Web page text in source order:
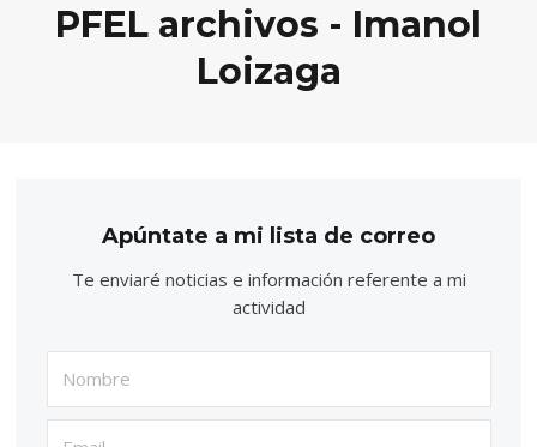
PFEL archivos - Imanol
Loizaga
Apúntate a mi lista de correo
Te enviaré noticias e información referente a mi
actividad